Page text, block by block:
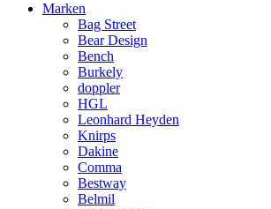
Marken
Bag Street
Bear Design
Bench
Burkely
doppler
HGL
Leonhard Heyden
Knirps
Dakine
Comma
Bestway
Belmil